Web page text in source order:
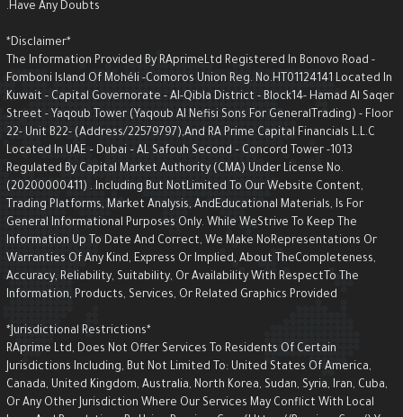
Have Any Doubts.
The Information Provided By RAprimeLtd Registered In Bonovo Road -
Fomboni Island Of Mohéli -Comoros Union Reg. No.HT01124141 Located In
Kuwait - Capital Governorate - AI-Qibla District - Block14- Hamad Al
Street - Yaqoub Tower (Yaqoub AI Nefisi Sons For GeneralTrading) -
22- Unit B22- (Address/22579797),and RA Prime Capital Financials L.L.C
Located In UAE – Dubai – AL Safouh Second – Concord Tower -1013
Regulated By Capital Market Authority (CMA) Under License No.
(20200000411) . Including But NotLimited To Our Website Content,
Trading Platforms, Market Analysis, AndEducational Materials, Is For
General Informational Purposes Only. While WeStrive To Keep The
Information Up To Date And Correct, We Make NoRepresentations Or
Warranties Of Any Kind, Express Or Implied, About TheCompleteness,
Accuracy, Reliability, Suitability, Or Availability With RespectTo The
Information, Products, Services, Or Related Graphics Provided
RAprime Ltd, Does Not Offer Services To Residents Of Certain
Jurisdictions Including, But Not Limited To: United States Of America,
Canada, United Kingdom, Australia, North Korea, Sudan, Syria, Iran, Cuba,
Or Any Other Jurisdiction Where Our Services May Conflict With Local